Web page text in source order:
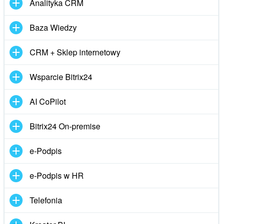
Analityka CRM
Baza Wiedzy
CRM + Sklep internetowy
Wsparcie Bitrix24
AI CoPilot
Bitrix24 On-premise
e-Podpis
e-Podpis w HR
Telefonia